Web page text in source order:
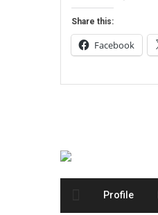
Share this:
Facebook
Profile